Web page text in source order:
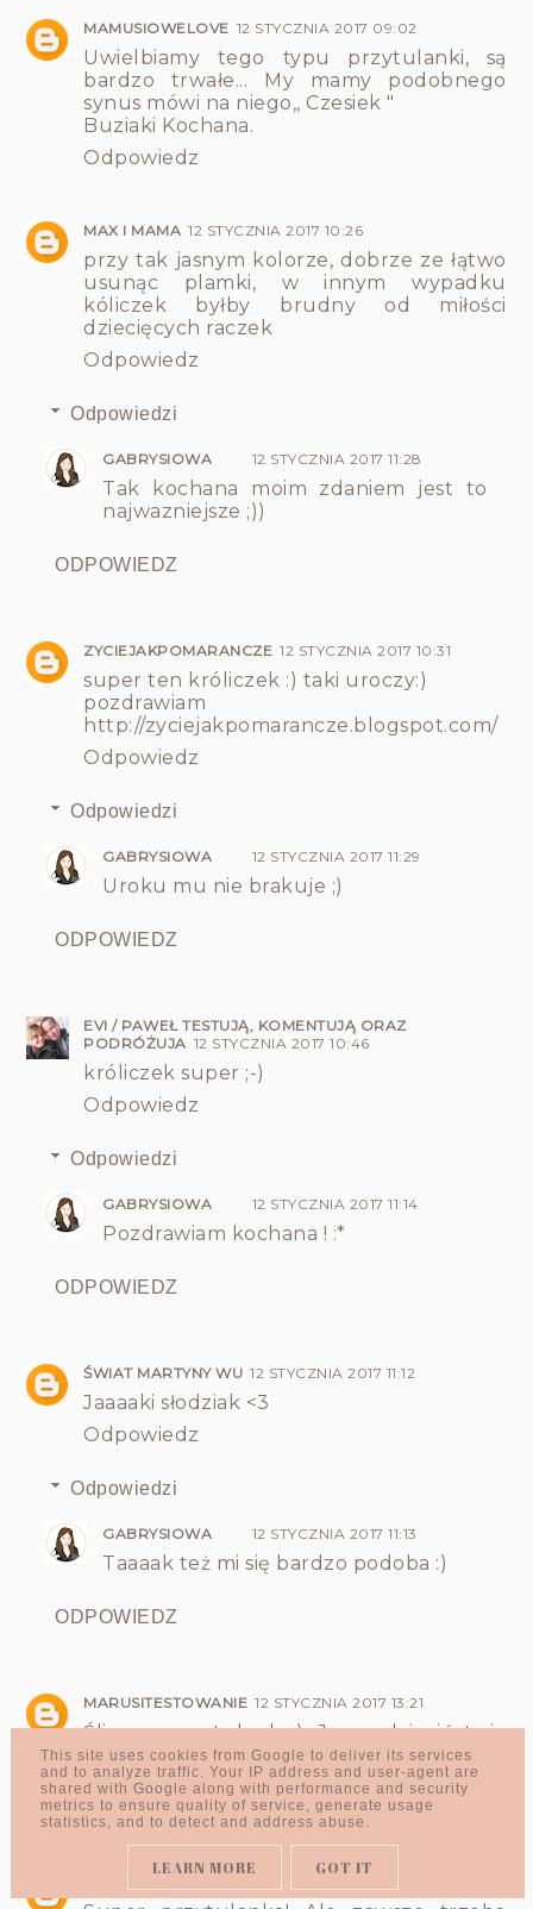
MAMUSIOWELOVE 12 STYCZNIA 2017 09:02
Uwielbiamy tego typu przytulanki, są
bardzo trwałe... My mamy podobnego
synus mówi na niego,, Czesiek "
Buziaki Kochana.
Odpowiedz
MAX I MAMA 12 STYCZNIA 2017 10:26
przy tak jasnym kolorze, dobrze ze łątwo
usunąc plamki, w innym wypadku
kóliczek byłby brudny od miłości
dziecięcych raczek
Odpowiedz
Odpowiedzi
GABRYSIOWA 12 STYCZNIA 2017 11:28
Tak kochana moim zdaniem jest to
najwazniejsze ;))
ODPOWIEDZ
ZYCIEJAKPOMARANCZE 12 STYCZNIA 2017 10:31
super ten króliczek :) taki uroczy:)
pozdrawiam
http://zyciejakpomarancze.blogspot.com/
Odpowiedz
Odpowiedzi
GABRYSIOWA 12 STYCZNIA 2017 11:29
Uroku mu nie brakuje ;)
ODPOWIEDZ
EVI / PAWEŁ TESTUJĄ, KOMENTUJĄ ORAZ
PODRÓŻUJA 12 STYCZNIA 2017 10:46
króliczek super ;-)
Odpowiedz
Odpowiedzi
GABRYSIOWA 12 STYCZNIA 2017 11:14
Pozdrawiam kochana ! :*
ODPOWIEDZ
ŚWIAT MARTYNY WU 12 STYCZNIA 2017 11:12
Jaaaaki słodziak <3
Odpowiedz
Odpowiedzi
GABRYSIOWA 12 STYCZNIA 2017 11:13
Taaaak też mi się bardzo podoba :)
ODPOWIEDZ
MARUSITESTOWANIE 12 STYCZNIA 2017 13:21
Śliczna przytulanka;) Ja w dzieciństwie
miałam takiego kotka w ogrodniczkach:)
Do tej pory go mam, a to już 26 lat..oooo
Odpowiedz
This site uses cookies from Google to deliver its services
and to analyze traffic. Your IP address and user-agent are
shared with Google along with performance and security
metrics to ensure quality of service, generate usage
statistics, and to detect and address abuse.
LEARN MORE GOT IT